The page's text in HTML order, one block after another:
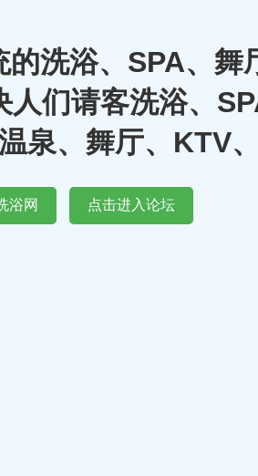
洗浴、SPA、舞
们请客洗浴、
泉、舞厅、KTV
浴网 点击进入论坛